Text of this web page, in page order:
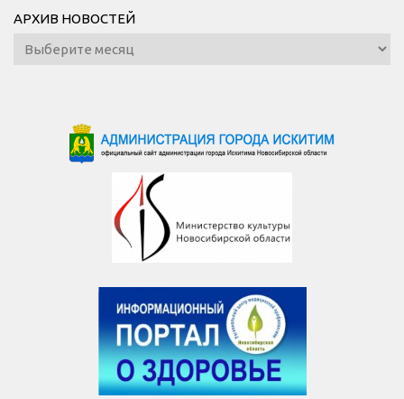
АРХИВ НОВОСТЕЙ
Архив
новостей